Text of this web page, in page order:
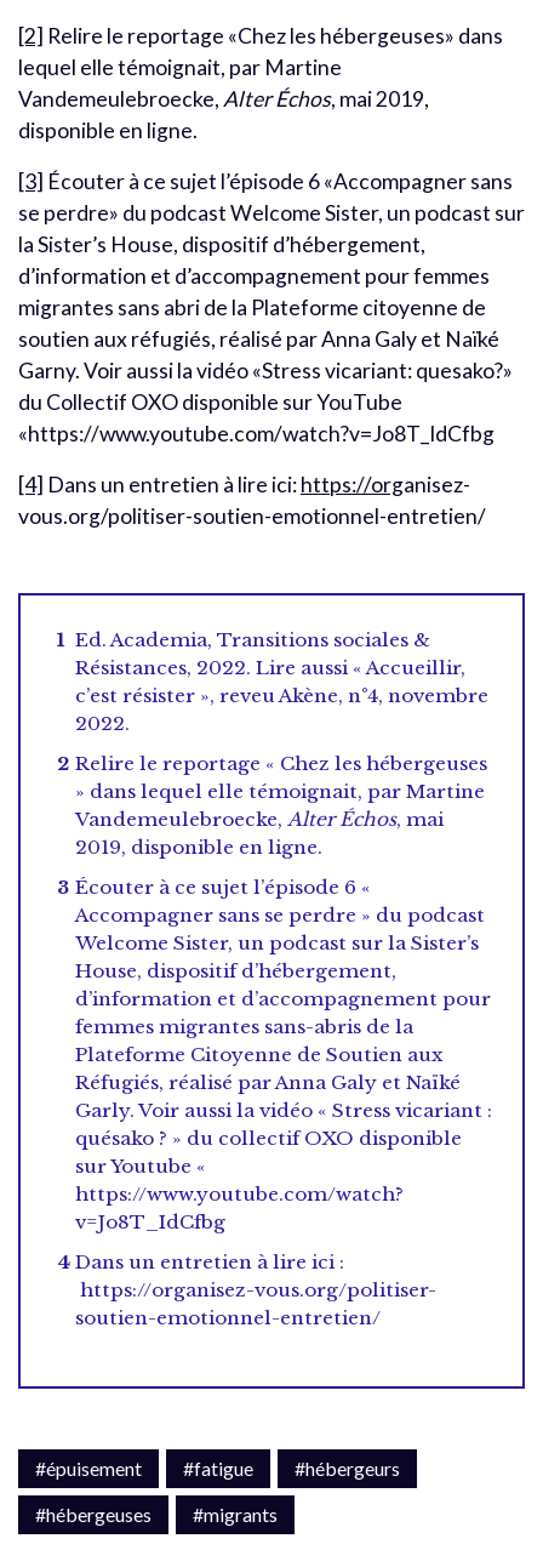
[2] Relire le reportage «Chez les hébergeuses» dans
lequel elle témoignait, par Martine
Vandemeulebroecke,Alter Échos, mai 2019,
disponible en ligne.
[3] Écouter à ce sujet l’épisode 6 «Accompagner sans
se perdre» du podcast Welcome Sister, un podcast sur
la Sister’s House, dispositif d’hébergement,
d’information et d’accompagnement pour femmes
migrantes sans abri de la Plateforme citoyenne de
soutien aux réfugiés, réalisé par Anna Galy et Naïké
Garny. Voir aussi la vidéo «Stress vicariant: quesako?»
du Collectif OXO disponible sur YouTube
«https://www.youtube.com/watch?v=Jo8T_IdCfbg
[4] Dans un entretien à lire ici:https://organisez-
vous.org/politiser-soutien-emotionnel-entretien/
Ed. Academia, Transitions sociales &
Résistances, 2022. Lire aussi « Accueillir,
c’est résister », reveu Akène, n°4, novembre
2022.
Relire le reportage « Chez les hébergeuses
» dans lequel elle témoignait, par Martine
Vandemeulebroecke, Alter Échos, mai
2019, disponible en ligne.
Écouter à ce sujet l’épisode 6 «
Accompagner sans se perdre » du podcast
Welcome Sister, un podcast sur la Sister’s
House, dispositif d’hébergement,
d’information et d’accompagnement pour
femmes migrantes sans-abris de la
Plateforme Citoyenne de Soutien aux
Réfugiés, réalisé par Anna Galy et Naïké
Garly. Voir aussi la vidéo « Stress vicariant :
quésako ? » du collectif OXO disponible
sur Youtube «
https://www.youtube.com/watch?
v=Jo8T_IdCfbg
Dans un entretien à lire ici :
https://organisez-vous.org/politiser-
soutien-emotionnel-entretien/
#épuisement #fatigue
#hébergeurs
#hébergeuses
#migrants